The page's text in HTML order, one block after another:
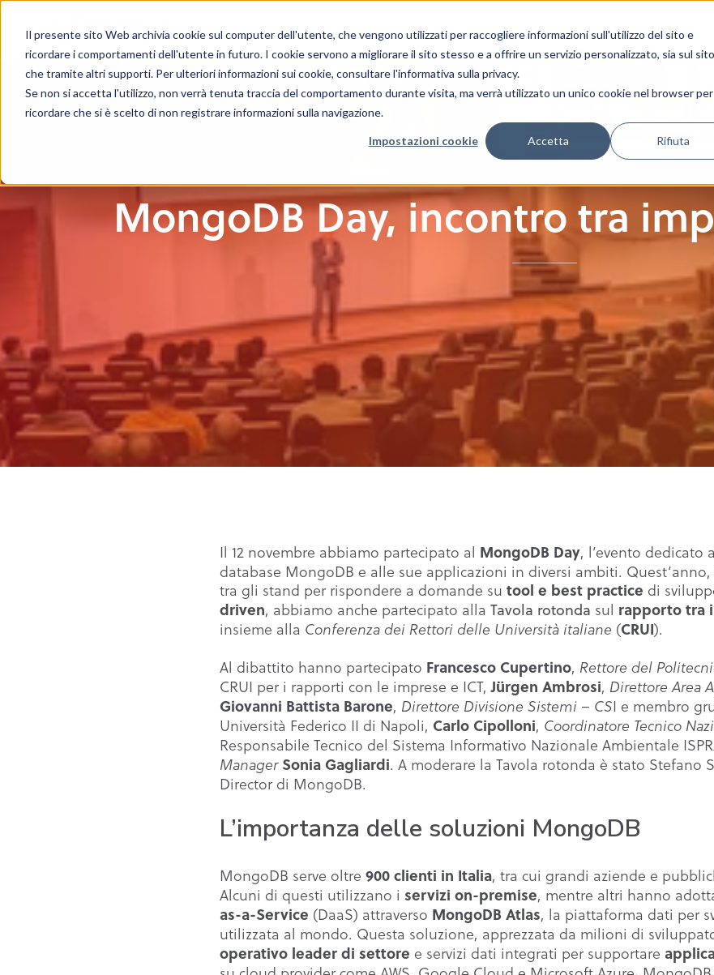
Il presente sito Web archivia cookie sul computer dell'utente, che vengono utilizzati per raccogliere informazioni sull'utilizzo del sito e
ricordare i comportamenti dell'utente in futuro. I cookie servono a migliorare il sito stesso e a offrire un servizio personalizzato, sia sul sito
che tramite altri supporti. Per ulteriori informazioni sui cookie, consultare l'informativa sulla privacy.
Se non si accetta l'utilizzo, non verrà tenuta traccia del comportamento durante visita, ma verrà utilizzato un unico cookie nel browser per
ricordare che si è scelto di non registrare informazioni sulla navigazione.
Impostazioni cookie Accetta Rifiuta
MongoDB Day, incontro tra
Il 12 novembre abbiamo partecipato al MongoDB Day, l’evento dedicato
database MongoDB e alle sue applicazioni in diversi ambiti.
tra gli stand per rispondere a domande su tool e best practice di
driven, abbiamo anche partecipato alla Tavola rotonda sul rapporto tra
insieme alla Conferenza dei Rettori delle Università italiane (CRUI).
Al dibattito hanno partecipato Francesco Cupertino, Rettore del
CRUI per i rapporti con le imprese e ICT, Jürgen Ambrosi, Direttore Area
Giovanni Battista Barone, Direttore Divisione Sistemi – CSI e membro
Università Federico II di Napoli, Carlo Cipolloni, Coordinatore Tecnico
Responsabile Tecnico del Sistema Informativo Nazionale Ambientale
Manager Sonia Gagliardi. A moderare la Tavola rotonda è stato Stefano
Director di MongoDB.
L’importanza delle soluzioni MongoDB
MongoDB serve oltre 900 clienti in Italia, tra cui grandi aziende e
Alcuni di questi utilizzano i servizi on-premise, mentre altri hanno
as-a-Service (DaaS) attraverso MongoDB Atlas, la piattaforma dati per
utilizzata al mondo. Questa soluzione, apprezzata da milioni di
operativo leader di settore e servizi dati integrati per supportare